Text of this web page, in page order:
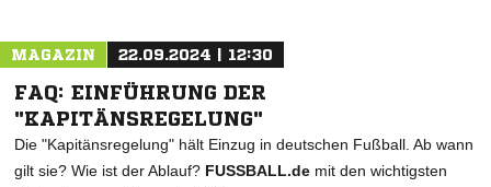
MAGAZIN 22.09.2024 | 12:30
FAQ: EINFÜHRUNG DER
"KAPITÄNSREGELUNG"
Die "Kapitänsregelung" hält Einzug in deutschen Fußball. Ab wann
gilt sie? Wie ist der Ablauf? FUSSBALL.de mit den wichtigsten